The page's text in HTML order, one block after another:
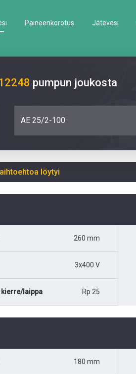
Paineenkorotus Jätevesi
pumpun joukosta
AE 25/2-100
löytyi
260 mm
3x400 V
kierre/laippa Rp 25
180 mm